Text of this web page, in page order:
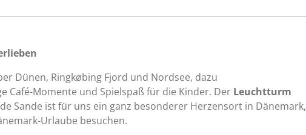
Dünen, Ringkøbing Fjord und Nordsee, dazu
Café-Momente und Spielspaß für die Kinder. Der Leuchtturm
Sande ist für uns ein ganz besonderer Herzensort in Dänemark,
Urlaube besuchen.